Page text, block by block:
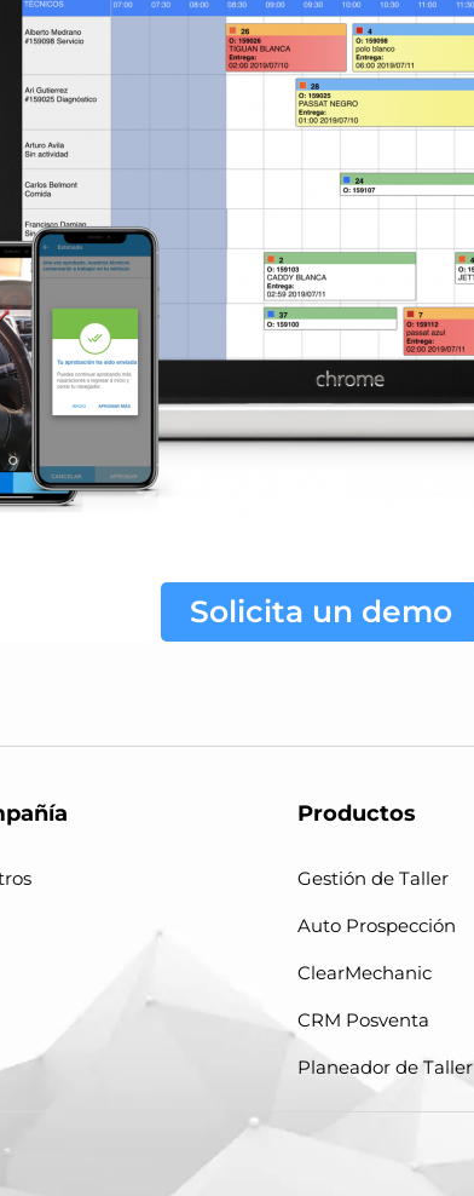
Solicita un demo
Productos
Gestión de Taller
Auto Prospección
ClearMechanic
CRM Posventa
Planeador de Taller